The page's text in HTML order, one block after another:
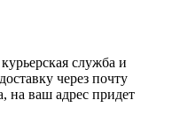
служба и
через почту
на ваш адрес придет